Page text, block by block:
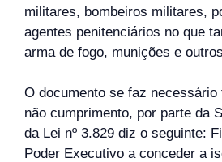
militares, bombeiros militares,
agentes penitenciários no que
arma de fogo, munições e
O documento se faz
não cumprimento, por parte da
da Lei nº 3.829 diz o seguinte:
Poder Executivo a conceder a